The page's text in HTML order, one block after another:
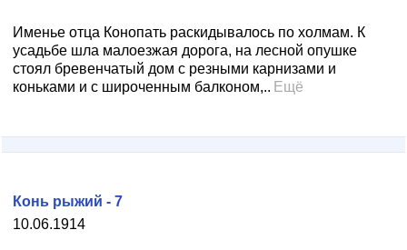
Именье отца Конопать раскидывалось по холмам. К
усадьбе шла малоезжая дорога, на лесной опушке
стоял бревенчатый дом с резными карнизами и
конька­ми и с широченным балконом,.. Ещё
10.06.1914
Конь рыжий - 7